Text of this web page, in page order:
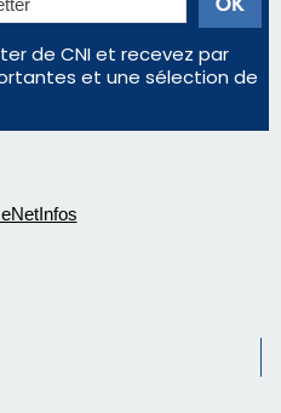
de CNI et recevez par
et une sélection de